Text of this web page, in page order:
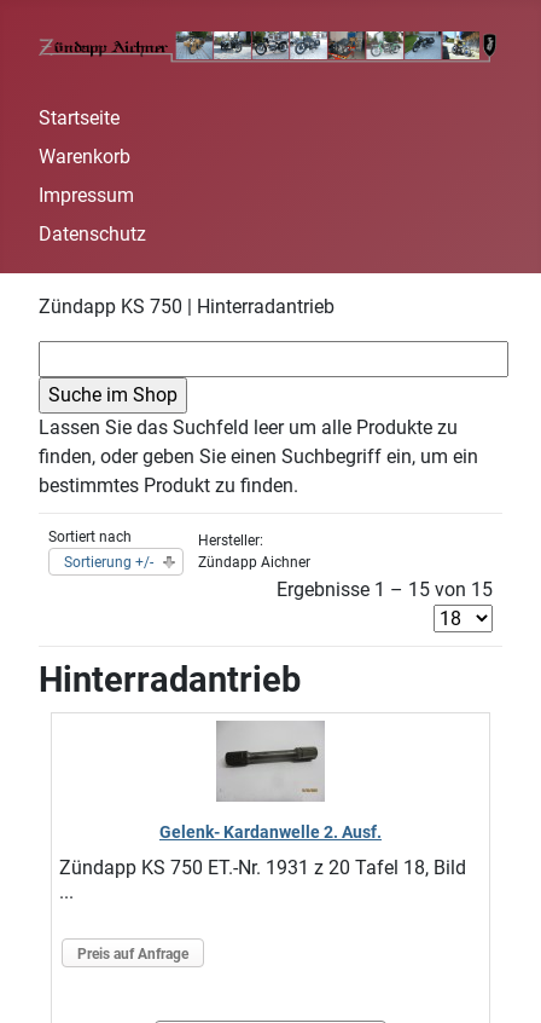
Startseite
Warenkorb
Impressum
Datenschutz
Zündapp KS 750 | Hinterradantrieb
Lassen Sie das Suchfeld leer um alle Produkte zu
finden, oder geben Sie einen Suchbegriff ein, um ein
bestimmtes Produkt zu finden.
Sortiert nach
Sortierung +/-
Hersteller:
Zündapp Aichner
Ergebnisse 1 – 15 von 15
Hinterradantrieb
Gelenk- Kardanwelle 2. Ausf.
Zündapp KS 750 ET.-Nr. 1931 z 20 Tafel 18, Bild
...
Preis auf Anfrage